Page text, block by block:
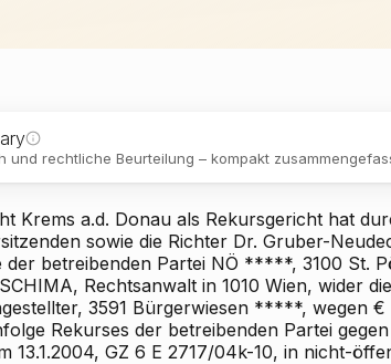
und rechtliche Beurteilung – kompakt
Krems a.d. Donau als Rekursgericht hat
sowie die Richter Dr. Gruber-
der betreibenden Partei NÖ *****, 3100 St.
Rechtsanwalt in 1010 Wien, wider
3591 Bürgerwiesen *****, wegen €
Rekurses der betreibenden Partei
13.1.2004, GZ 6 E 2717/04k-10, in nicht-